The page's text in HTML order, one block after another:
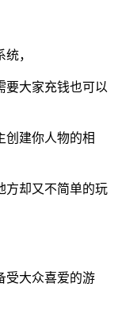
，
要大家充钱也可以
创建你人物的相
方却又不简单的玩
受大众喜爱的游